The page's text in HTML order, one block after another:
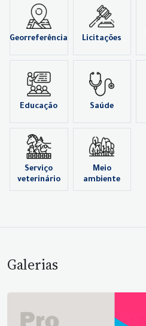
Georreferência Licitações
Educação Saúde
Serviço
veterinário
Meio
ambiente
Galerias